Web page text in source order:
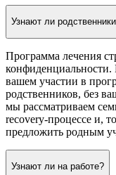
Узнают ли
Программа лечения
вашем участии в
родственников, без
мы рассматриваем
recovery-процессе и,
предложить родным
Узнают ли на работе?